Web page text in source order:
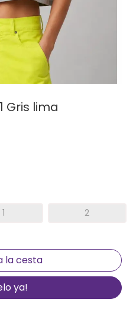
Gris lima
1 2
ya!